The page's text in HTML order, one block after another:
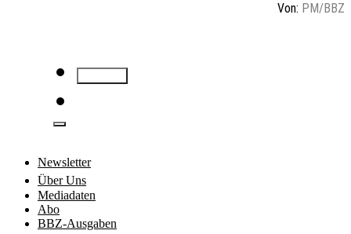
Von: PM/BBZ
Newsletter
Über Uns
Mediadaten
Abo
BBZ-Ausgaben